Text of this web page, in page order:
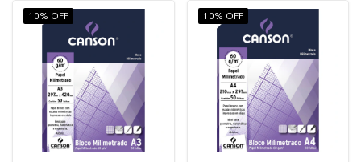
10% OFF 10% OFF